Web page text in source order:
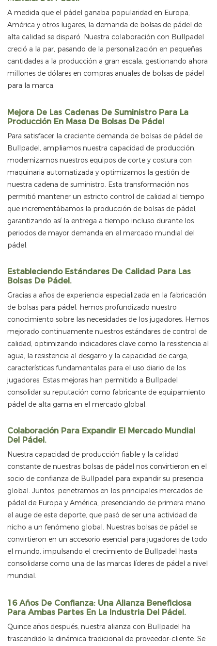
A medida que el pádel ganaba popularidad en Europa,
América y otros lugares, la demanda de bolsas de pádel de
alta calidad se disparó. Nuestra colaboración con Bullpadel
creció a la par, pasando de la personalización en pequeñas
cantidades a la producción a gran escala, gestionando ahora
millones de dólares en compras anuales de bolsas de pádel
para la marca.
Mejora De Las Cadenas De Suministro Para La
Producción En Masa De Bolsas De Pádel
Para satisfacer la creciente demanda de bolsas de pádel de
Bullpadel, ampliamos nuestra capacidad de producción,
modernizamos nuestros equipos de corte y costura con
maquinaria automatizada y optimizamos la gestión de
nuestra cadena de suministro. Esta transformación nos
permitió mantener un estricto control de calidad al tiempo
que incrementábamos la producción de bolsas de pádel,
garantizando así la entrega a tiempo incluso durante los
periodos de mayor demanda en el mercado mundial del
pádel.
Estableciendo Estándares De Calidad Para Las
Bolsas De Pádel.
Gracias a años de experiencia especializada en la fabricación
de bolsas para pádel, hemos profundizado nuestro
conocimiento sobre las necesidades de los jugadores. Hemos
mejorado continuamente nuestros estándares de control de
calidad, optimizando indicadores clave como la resistencia al
agua, la resistencia al desgarro y la capacidad de carga,
características fundamentales para el uso diario de los
jugadores. Estas mejoras han permitido a Bullpadel
consolidar su reputación como fabricante de equipamiento
pádel de alta gama en el mercado global.
Colaboración Para Expandir El Mercado Mundial
Del Pádel.
Nuestra capacidad de producción fiable y la calidad
constante de nuestras bolsas de pádel nos convirtieron en el
socio de confianza de Bullpadel para expandir su presencia
global. Juntos, penetramos en los principales mercados de
pádel de Europa y América, presenciando de primera mano
el auge de este deporte, que pasó de ser una actividad de
nicho a un fenómeno global. Nuestras bolsas de pádel se
convirtieron en un accesorio esencial para jugadores de todo
el mundo, impulsando el crecimiento de Bullpadel hasta
consolidarse como una de las marcas líderes de pádel a nivel
mundial.
16 Años De Confianza: Una Alianza Beneficiosa
Para Ambas Partes En La Industria Del Pádel.
Quince años después, nuestra alianza con Bullpadel ha
trascendido la dinámica tradicional de proveedor-cliente. Se